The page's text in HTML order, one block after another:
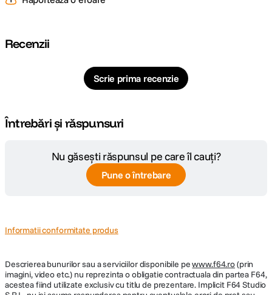
USB: USB 2.0
Greutate bruta: 666 g
Sisteme suportate: Windows 7 si versiuni ulterioare / macOS 10.13 si
Recenzii
Scrie prima recenzie
Întrebări și răspunsuri
Nu găsești răspunsul pe care îl cauți?
Pune o întrebare
Informatii conformitate produs
Descrierea bunurilor sau a serviciilor disponibile pewww.f64.ro(prin
imagini, video etc.) nu reprezinta o obligatie contractuala din partea F64,
acestea fiind utilizate exclusiv cu titlu de prezentare. Implicit F64 Studio